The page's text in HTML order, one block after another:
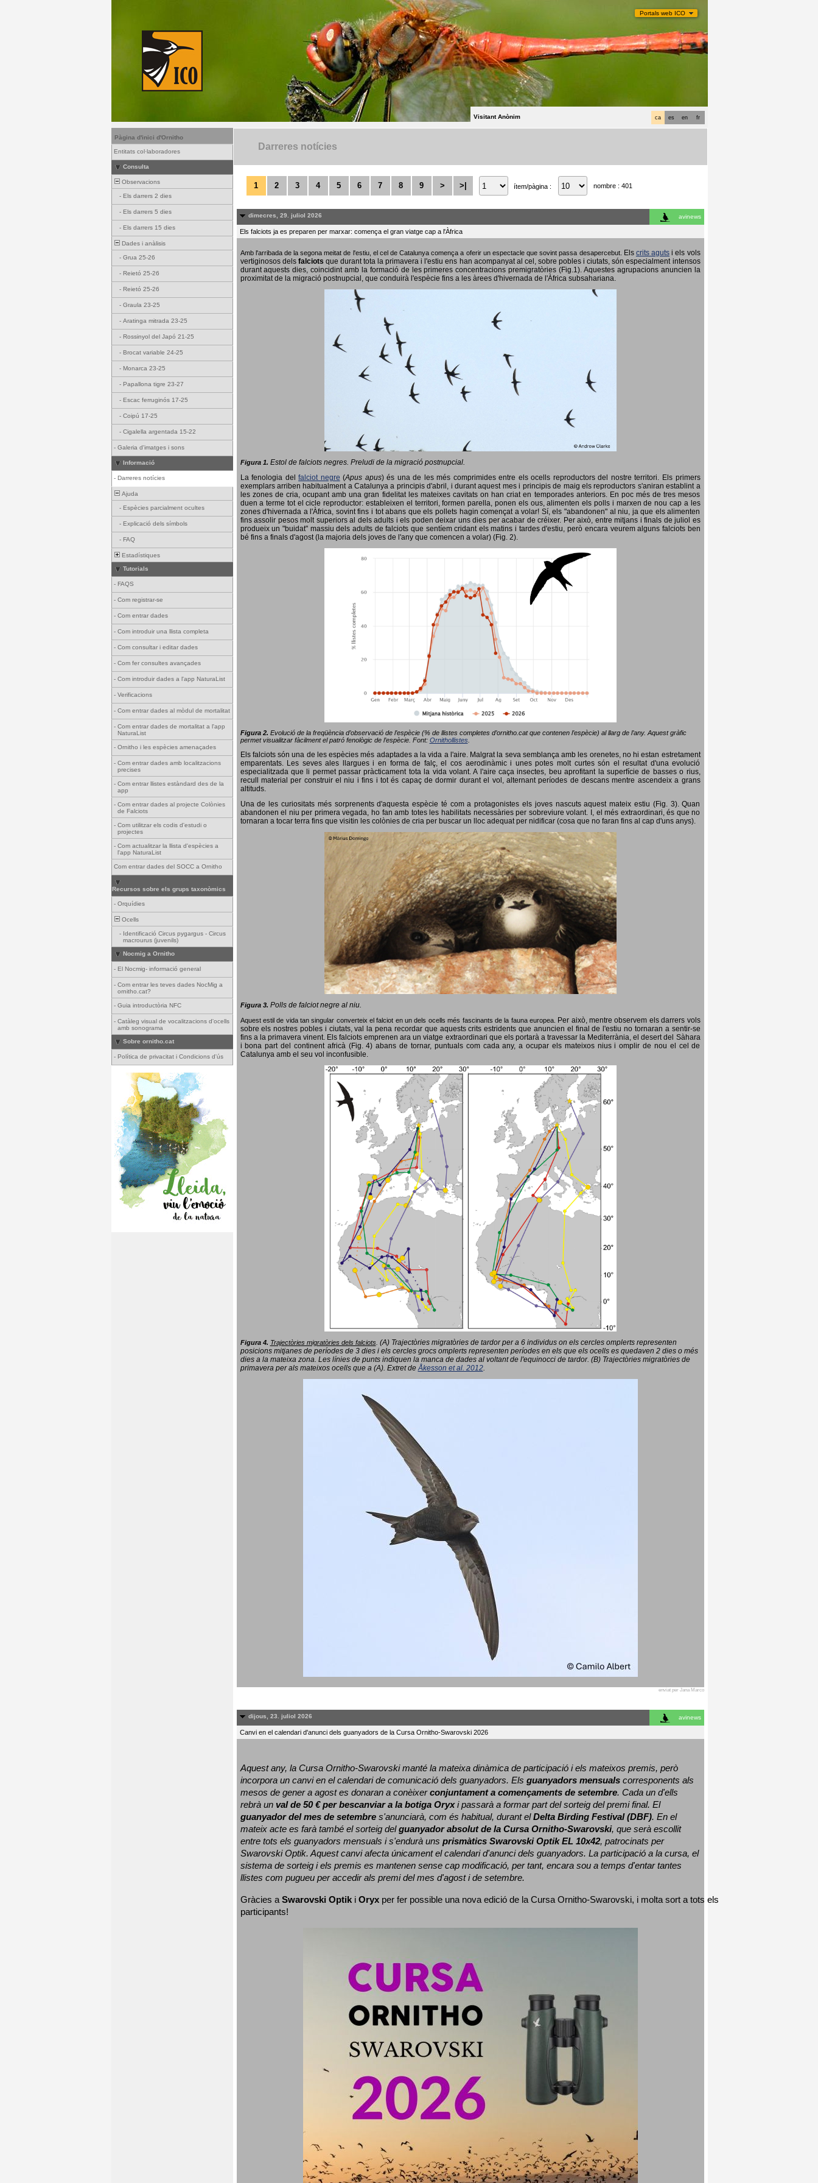
Portals web ICO
fr
en
es
ca
Visitant Anònim
Pàgina d'inici d'Ornitho
Entitats col·laboradores
Consulta
Observacions
- Els darrers 2 dies
- Els darrers 5 dies
- Els darrers 15 dies
Dades i anàlisis
- Grua 25-26
- Reietó 25-26
- Reietó 25-26
- Graula 23-25
- Aratinga mitrada 23-25
- Rossinyol del Japó 21-25
- Brocat variable 24-25
- Monarca 23-25
- Papallona tigre 23-27
- Escac ferruginós 17-25
- Coipú 17-25
- Cigalella argentada 15-22
- Galeria d'imatges i sons
Informació
- Darreres notícies
Ajuda
- Espècies parcialment ocultes
- Explicació dels símbols
- FAQ
Estadístiques
Tutorials
- FAQS
- Com registrar-se
- Com entrar dades
- Com introduir una llista completa
- Com consultar i editar dades
- Com fer consultes avançades
- Com introduir dades a l'app NaturaList
- Verificacions
- Com entrar dades al mòdul de mortalitat
- Com entrar dades de mortalitat a l'app
NaturaList
- Ornitho i les espècies amenaçades
- Com entrar dades amb localitzacions
precises
- Com entrar llistes estàndard des de la
app
- Com entrar dades al projecte Colònies
de Falciots
- Com utilitzar els codis d'estudi o
projectes
- Com actualitzar la llista d'espècies a
l'app NaturaList
Com entrar dades del SOCC a Ornitho
Recursos sobre els grups taxonòmics
- Orquídies
Ocells
- Identificació Circus pygargus - Circus
macrourus (juvenils)
Nocmig a Ornitho
- El Nocmig- informació general
- Com entrar les teves dades NocMig a
ornitho.cat?
- Guia introductòria NFC
- Catàleg visual de vocalitzacions d'ocells
amb sonograma
Sobre ornitho.cat
- Política de privacitat i Condicions d'ús
Darreres notícies
1 2 3 4 5 6 7 8 9 > >| ítem/pàgina : nombre : 401
dimecres, 29. juliol 2026 avinews
Els falciots ja es preparen per marxar: comença el gran viatge cap a l'Àfrica
Amb l'arribada de la segona meitat de l'estiu, el cel de Catalunya comença a oferir un espectacle que sovint passa desapercebut. Els crits aguts i els vols
vertiginosos dels falciots que durant tota la primavera i l'estiu ens han acompanyat al cel, sobre pobles i ciutats, són especialment intensos
durant aquests dies, coincidint amb la formació de les primeres concentracions premigratòries (Fig.1). Aquestes agrupacions anuncien la
proximitat de la migració postnupcial, que conduirà l'espècie fins a les àrees d'hivernada de l'Àfrica subsahariana.
Figura 1. Estol de falciots negres. Preludi de la migració postnupcial.
La fenologia delfalciot negre (Apus apus) és una de les més comprimides entre els ocells reproductors del nostre territori. Els primers
exemplars arriben habitualment a Catalunya a principis d'abril, i durant aquest mes i principis de maig els reproductors s'aniran establint a
les zones de cria, ocupant amb una gran fidelitat les mateixes cavitats on han criat en temporades anteriors. En poc més de tres mesos
duen a terme tot el cicle reproductor: estableixen el territori, formen parella, ponen els ous, alimenten els polls i marxen de nou cap a les
zones d'hivernada a l'Àfrica, sovint fins i tot abans que els pollets hagin començat a volar! Sí, els "abandonen" al niu, ja que els alimenten
fins assolir pesos molt superiors al dels adults i els poden deixar uns dies per acabar de créixer. Per això, entre mitjans i finals de juliol es
produeix un "buidat" massiu dels adults de falciots que sentíem cridant els matins i tardes d'estiu, però encara veurem alguns falciots ben
bé fins a finals d'agost (la majoria dels joves de l'any que comencen a volar) (Fig. 2).
Figura 2. Evolució de la freqüència d’observació de l’espècie (% de llistes completes d’ornitho.cat que contenen l’espècie) al llarg de l’any. Aquest gràfic
permet visualitzar fàcilment el patró fenològic de l’espècie. Font: Ornithollistes.
Els falciots són una de les espècies més adaptades a la vida a l'aire. Malgrat la seva semblança amb les orenetes, no hi estan estretament
emparentats. Les seves ales llargues i en forma de falç, el cos aerodinàmic i unes potes molt curtes són el resultat d'una evolució
especialitzada que li permet passar pràcticament tota la vida volant. A l'aire caça insectes, beu aprofitant la superfície de basses o rius,
recull material per construir el niu i fins i tot és capaç de dormir durant el vol, alternant períodes de descans mentre ascendeix a grans
altituds.
Una de les curiositats més sorprenents d'aquesta espècie té com a protagonistes els joves nascuts aquest mateix estiu (Fig. 3). Quan
abandonen el niu per primera vegada, ho fan amb totes les habilitats necessàries per sobreviure volant. I, el més extraordinari, és que no
tornaran a tocar terra fins que visitin les colònies de cria per buscar un lloc adequat per nidificar (cosa que no faran fins al cap d'uns anys).
Figura 3. Polls de falciot negre al niu.
Aquest estil de vida tan singular converteix el falciot en un dels ocells més fascinants de la fauna europea. Per això, mentre observem els darrers vols
sobre els nostres pobles i ciutats, val la pena recordar que aquests crits estridents que anuncien el final de l'estiu no tornaran a sentir-se
fins a la primavera vinent. Els falciots emprenen ara un viatge extraordinari que els portarà a travessar la Mediterrània, el desert del Sàhara
i bona part del continent africà (Fig. 4) abans de tornar, puntuals com cada any, a ocupar els mateixos nius i omplir de nou el cel de
Catalunya amb el seu vol inconfusible.
Figura 4. Trajectòries migratòries dels falciots. (A) Trajectòries migratòries de tardor per a 6 individus on els cercles omplerts representen
posicions mitjanes de períodes de 3 dies i els cercles grocs omplerts representen períodes en els que els ocells es quedaven 2 dies o més
dies a la mateixa zona. Les línies de punts indiquen la manca de dades al voltant de l'equinocci de tardor. (B) Trajectòries migratòries de
primavera per als mateixos ocells que a (A). Extret deÅkesson et al. 2012.
enviat per Jana Marco
dijous, 23. juliol 2026 avinews
Canvi en el calendari d'anunci dels guanyadors de la Cursa Ornitho-Swarovski 2026
Aquest any, la Cursa Ornitho-Swarovski manté la mateixa dinàmica de participació i els mateixos premis, però
incorpora un canvi en el calendari de comunicació dels guanyadors. Els guanyadors mensuals corresponents als
mesos de gener a agost es donaran a conèixer conjuntament a començaments de setembre. Cada un d'ells
rebrà un val de 50 € per bescanviar a la botiga Oryx i passarà a formar part del sorteig del premi final.
El
guanyador del mes de setembre s'anunciarà, com és habitual, durant el Delta Birding Festival (DBF). En el
mateix acte es farà també el sorteig del guanyador absolut de la Cursa Ornitho-Swarovski, que serà escollit
entre tots els guanyadors mensuals i s'endurà uns prismàtics Swarovski Optik EL 10x42, patrocinats per
Swarovski Optik. Aquest canvi afecta únicament el calendari d'anunci dels guanyadors. La participació a la cursa, el
sistema de sorteig i els premis es mantenen sense cap modificació, per tant, encara sou a temps d'entar tantes
llistes com pugueu per accedir als premi del mes d'agost i de setembre.
Gràcies a Swarovski Optik i Oryx per fer possible una nova edició de la Cursa Ornitho-Swarovski, i molta sort a tots els
participants!